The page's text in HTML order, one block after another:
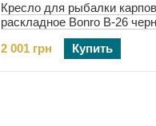
Кресло для рыбалки
раскладное Bonro B-26
зеленое (42412342)
2 001 грн
Купить